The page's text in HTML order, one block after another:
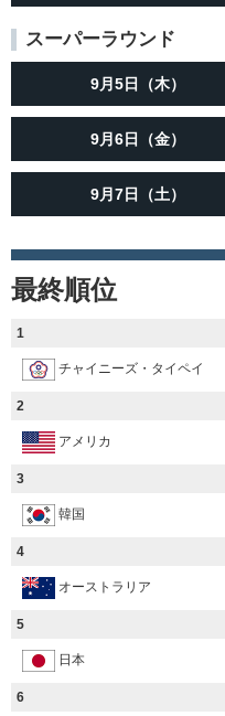
スーパーラウンド
9月5日（木）
9月6日（金）
9月7日（土）
最終順位
1
チャイニーズ・タイペイ
2
アメリカ
3
韓国
4
オーストラリア
5
日本
6